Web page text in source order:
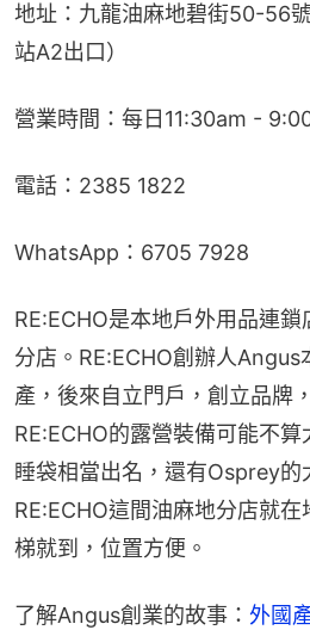
地址：九龍油麻地碧街50-56
站A2出口）
營業時間：每日11:30am -
電話：2385 1822
WhatsApp：6705 7928
RE:ECHO是本地戶外用品連
分店。RE:ECHO創辦人Angus
產，後來自立門戶，創立品牌
RE:ECHO的露營裝備可能不
睡袋相當出名，還有Osprey的
RE:ECHO這間油麻地分店就
梯就到，位置方便。
了解Angus創業的故事： 外國